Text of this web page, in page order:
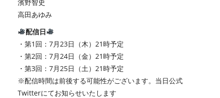
濱野智史
高田あゆみ
配信日
・第1回：7月23日（木）21時予定
・第2回：7月24日（金）21時予定
・第3回：7月25日（土）21時予定
※配信時間は前後する可能性がございます。当日公式
Twitterにてお知らせいたします